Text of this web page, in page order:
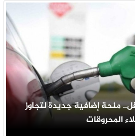
منحة إضافية جديدة لتجاوز
المحروقات